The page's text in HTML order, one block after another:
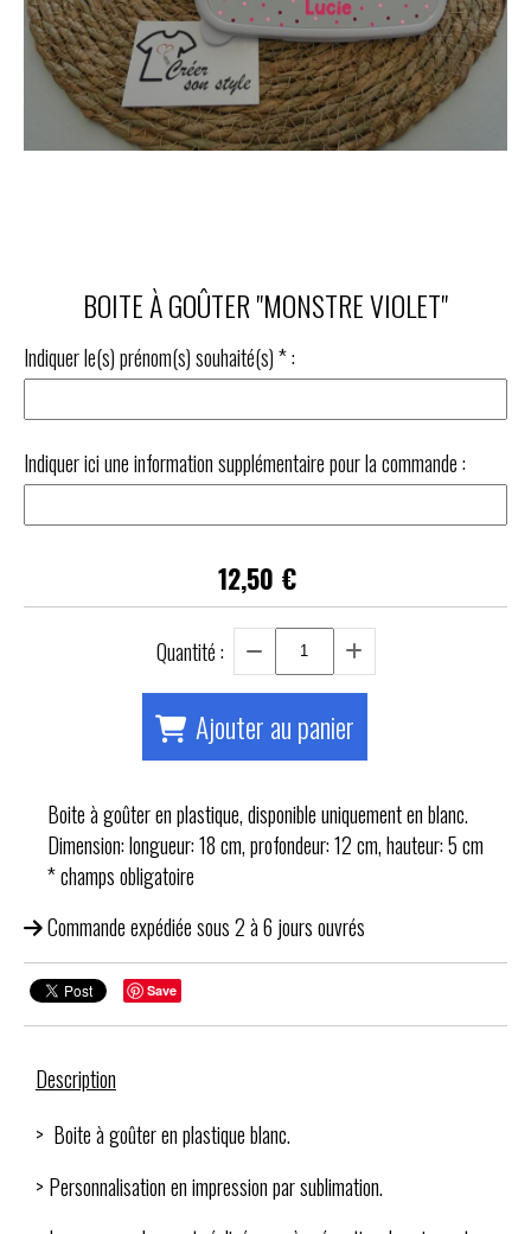
BOITE À GOÛTER "MONSTRE VIOLET"
Indiquer le(s) prénom(s) souhaité(s)*:
Indiquer ici une information supplémentaire pour la commande :
12,50 €
Quantité :
Ajouter au panier
Boite à goûter en plastique, disponible uniquement en blanc.
Dimension: longueur: 18 cm, profondeur: 12 cm, hauteur: 5 cm
* champs obligatoire
Commande expédiée sous 2 à 6 jours ouvrés
Save
Description
> Boite à goûter en plastique blanc.
> Personnalisation en impression par sublimation.